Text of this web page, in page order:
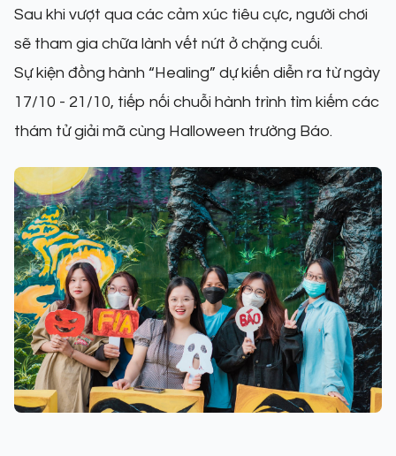
Sau khi vượt qua các cảm xúc tiêu cực, người chơi
sẽ tham gia chữa lành vết nứt ở chặng cuối.
Sự kiện đồng hành “Healing” dự kiến diễn ra từ ngày
17/10 - 21/10, tiếp nối chuỗi hành trình tìm kiếm các
thám tử giải mã cùng Halloween trường Báo.